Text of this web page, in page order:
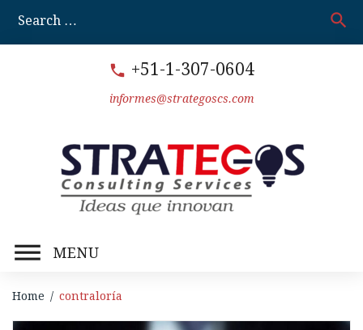
content
search
call +51-1-307-0604
informes@strategoscs.com
MENU
Home / contraloría